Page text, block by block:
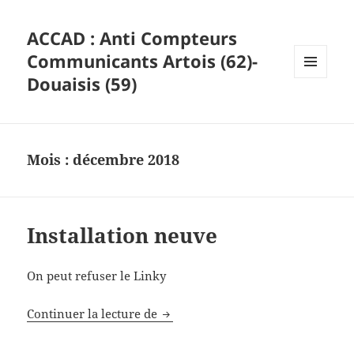
ACCAD : Anti Compteurs
Communicants Artois (62)-
Douaisis (59)
Mois :décembre 2018
Installation neuve
On peut refuser le Linky
Continuer la lecture de Installation neuve